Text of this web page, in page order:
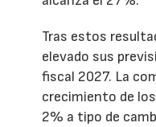
Tras estos
elevado sus
fiscal 2027. La
crecimiento de
2% a tipo de